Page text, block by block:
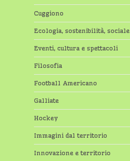
Cuggiono
Ecologia, sostenibilità, sociale
Eventi, cultura e spettacoli
Filosofia
Football Americano
Galliate
Hockey
Immagini dal territorio
Innovazione e territorio